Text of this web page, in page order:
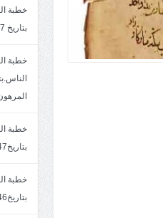
بتاريخ 27 2/1447. سماحة الشيخ مصطفى المرهون
بتاريخ6/2/1447.سماحة الشيخ مصطفى المرهون
بتاريخ29/1/1446.سماحة الشيخ مصطفى المرهون